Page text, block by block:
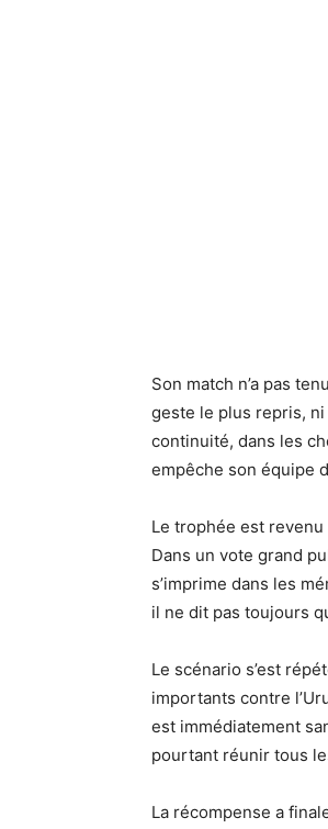
Son match n’a pas
geste le plus repris,
continuité, dans les
empêche son équipe
Le trophée est
Dans un vote grand
s’imprime dans les
il ne dit pas toujours
Le scénario s’est
importants contre
est immédiatement
pourtant réunir tous
La récompense a